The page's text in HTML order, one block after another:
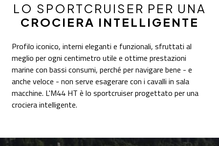
LO SPORTCRUISER PER UNA
CROCIERA INTELLIGENTE
Profilo iconico, interni eleganti e funzionali, sfruttati al
meglio per ogni centimetro utile e ottime prestazioni
marine con bassi consumi, perché per navigare bene - e
anche veloce - non serve esagerare con i cavalli in sala
macchine. L'M44 HT è lo sportcruiser progettato per una
crociera intelligente.